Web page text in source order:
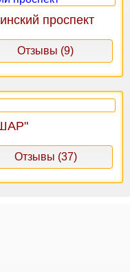
проспект
Отзывы (9)
Отзывы (37)